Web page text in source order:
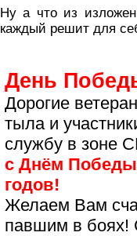
Ну а что из
каждый решит для
День
Дорогие
тыла и
службу в зоне
с Днём Победы
годов!
Желаем Вам
павшим в боях!